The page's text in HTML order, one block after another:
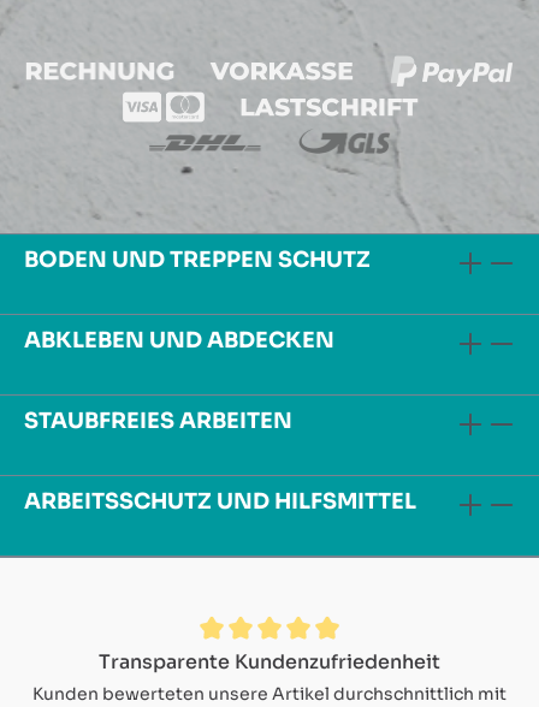
BODEN UND TREPPEN SCHUTZ
ABKLEBEN UND ABDECKEN
STAUBFREIES ARBEITEN
ARBEITSSCHUTZ UND HILFSMITTEL
Durchschnittliche Bewertung von 4.9 von 5 Sternen
Transparente Kundenzufriedenheit
Kunden bewerteten unsere Artikel durchschnittlich mit